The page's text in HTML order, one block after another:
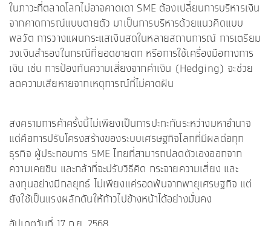
ในภาวะที่ตลาดโลกไม่อาจคาดเดา SME ต้องเปลี่ยนการบริหารเงิน
จากคาดการณ์แบบตายตัว มาเป็นการบริหารด้วยแนวคิดแบบ
พลวัต การวางแผนกระแสเงินสดในหลายสถานการณ์ การเตรียม
วงเงินสำรองในกรณีที่ยอดขายตก หรือการใช้เครื่องมือทางการ
เงิน เช่น การป้องกันความเสี่ยงจากค่าเงิน (Hedging) จะช่วย
ลดความเสียหายจากเหตุการณ์ที่ไม่คาดฝัน
สงครามการค้าครั้งนี้ไม่เพียงเป็นการปะทะกันระหว่างมหาอำนาจ
แต่คือการปรับโครงสร้างของระบบเศรษฐกิจโลกที่มีผลต่อทุก
ธุรกิจ ผู้ประกอบการ SME ไทยที่สามารถปลดตัวเองออกจาก
ความเคยชิน และกล้าที่จะปรับวิธีคิด กระจายความเสี่ยง และ
ลงทุนอย่างมีกลยุทธ์ ไม่เพียงแค่รอดพ้นจากพายุเศรษฐกิจ แต่
ยังใช้เป็นแรงผลักดันให้ก้าวไปข้างหน้าได้อย่างมั่นคง